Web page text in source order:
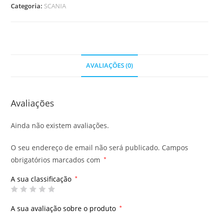
Categoria: SCANIA
AVALIAÇÕES (0)
Avaliações
Ainda não existem avaliações.
O seu endereço de email não será publicado. Campos
obrigatórios marcados com
*
A sua classificação *
A sua avaliação sobre o produto *